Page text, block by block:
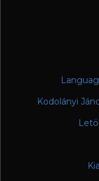
Kodolányi